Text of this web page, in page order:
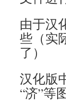
由于汉
些（实
了）
汉化版
“济”等